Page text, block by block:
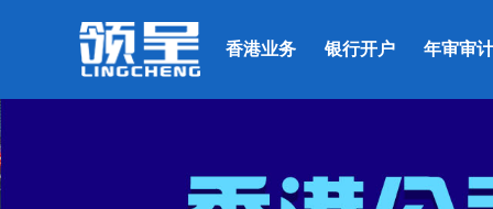
香港业务 银行开户 年审审计